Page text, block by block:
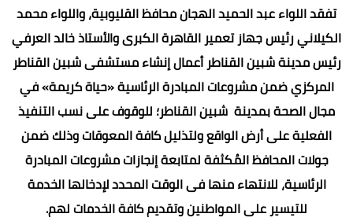
تفقد اللواء عبد الحميد الهجان محافظ القليوبية، واللواء محمد
الكيلاني رئيس جهاز تعمير القاهرة الكبرى والأستاذ خالد العرفي
رئيس مدينة شبين القناطر أعمال إنشاء مستشفى شبين القناطر
المركزي ضمن مشروعات المبادرة الرئاسية «حياة كريمة» في
مجال الصحة بمدينة شبين القناطر؛ للوقوف على نسب التنفيذ
الفعلية على أرض الواقع ولتذليل كافة المعوقات وذلك ضمن
جولات المحافظ المُكثفة لمتابعة إنجازات مشروعات المبادرة
الرئاسية، للانتهاء منها فى الوقت المحدد لإدخالها الخدمة
للتيسير على المواطنين وتقديم كافة الخدمات لهم.